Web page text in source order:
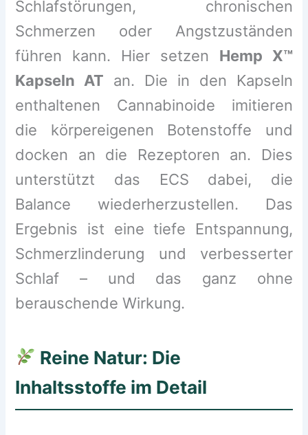
Schlafstörungen, chronischen
Schmerzen oder Angstzuständen
führen kann. Hier setzen Hemp X™
Kapseln AT an. Die in den Kapseln
enthaltenen Cannabinoide imitieren
die körpereigenen Botenstoffe und
docken an die Rezeptoren an. Dies
unterstützt das ECS dabei, die
Balance wiederherzustellen. Das
Ergebnis ist eine tiefe Entspannung,
Schmerzlinderung und verbesserter
Schlaf – und das ganz ohne
berauschende Wirkung.
Reine Natur: Die
Inhaltsstoffe im Detail